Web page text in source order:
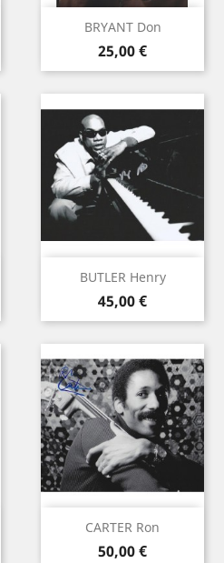
BRYANT Don
Prix
25,00 €
BUTLER Henry
Prix
45,00 €
CARTER Ron
Prix
50,00 €